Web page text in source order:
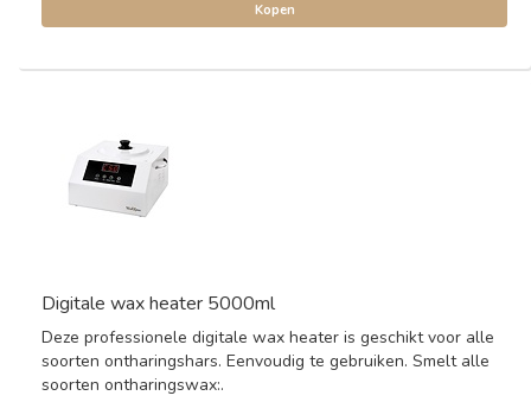
Kopen
Digitale wax heater 5000ml
Deze professionele digitale wax heater is geschikt voor alle
soorten ontharingshars. Eenvoudig te gebruiken. Smelt alle
soorten ontharingswax:.